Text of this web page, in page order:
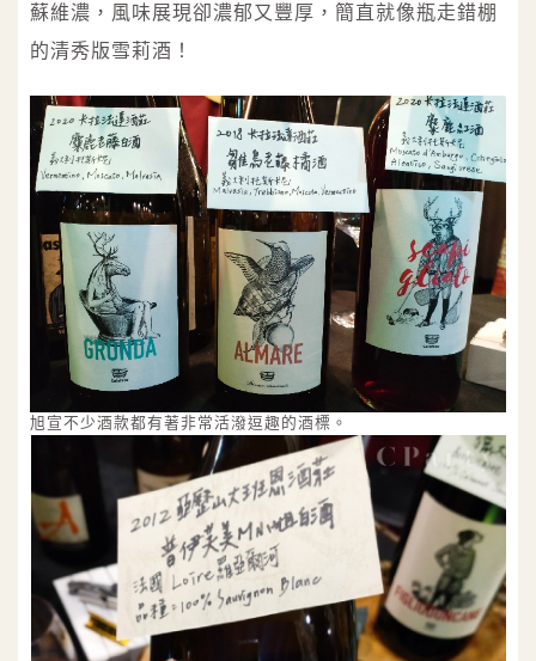
蘇維濃，風味展現卻濃郁又豐厚，簡直就像瓶走錯棚
的清秀版雪莉酒！
旭宣不少酒款都有著非常活潑逗趣的酒標。